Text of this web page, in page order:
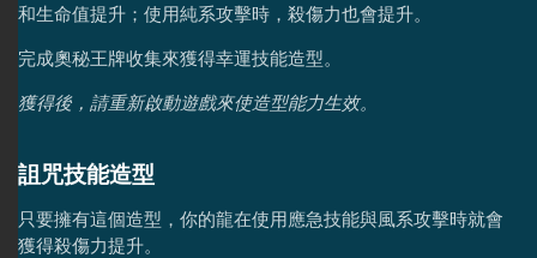
和生命值提升；使用純系攻擊時，殺傷力也會提升。
完成奧秘王牌收集來獲得幸運技能造型。
獲得後，請重新啟動遊戲來使造型能力生效。
詛咒技能造型
只要擁有這個造型，你的龍在使用應急技能與風系攻擊時就會
獲得殺傷力提升。